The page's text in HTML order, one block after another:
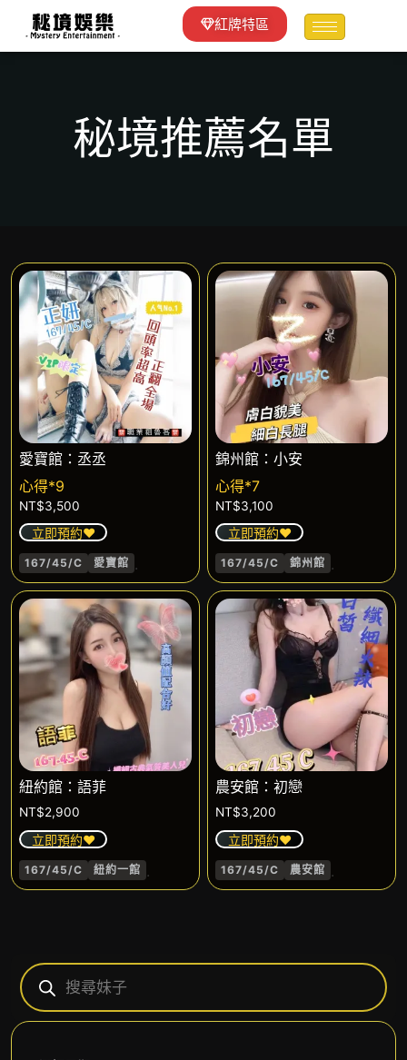
紅牌特區
秘境推薦名單
愛寶館：丞丞
心得*9
NT$3,500
立即預約❤️
167/45/C 愛寶館 .
錦州館：小安
心得*7
NT$3,100
立即預約❤️
167/45/C 錦州館 .
紐約館：語菲
NT$2,900
立即預約❤️
167/45/C 紐約一館 .
農安館：初戀
NT$3,200
立即預約❤️
167/45/C 農安館 .